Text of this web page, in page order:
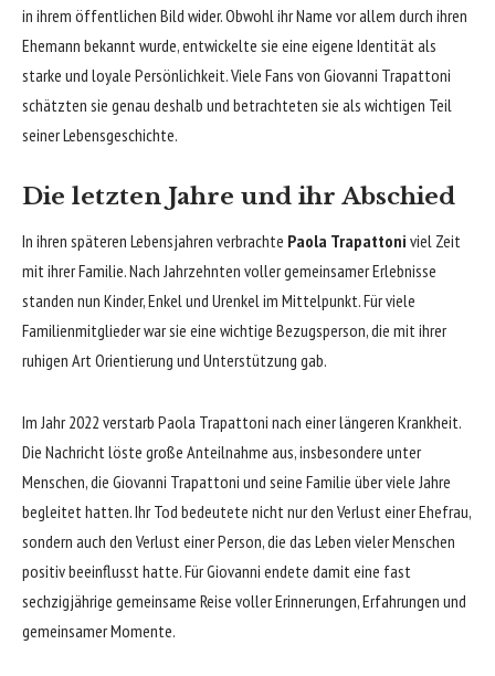
in ihrem öffentlichen Bild wider. Obwohl ihr Name vor allem durch ihren
Ehemann bekannt wurde, entwickelte sie eine eigene Identität als
starke und loyale Persönlichkeit. Viele Fans von Giovanni Trapattoni
schätzten sie genau deshalb und betrachteten sie als wichtigen Teil
seiner Lebensgeschichte.
Die letzten Jahre und ihr Abschied
In ihren späteren Lebensjahren verbrachte Paola Trapattoni viel Zeit
mit ihrer Familie. Nach Jahrzehnten voller gemeinsamer Erlebnisse
standen nun Kinder, Enkel und Urenkel im Mittelpunkt. Für viele
Familienmitglieder war sie eine wichtige Bezugsperson, die mit ihrer
ruhigen Art Orientierung und Unterstützung gab.
Im Jahr 2022 verstarb Paola Trapattoni nach einer längeren Krankheit.
Die Nachricht löste große Anteilnahme aus, insbesondere unter
Menschen, die Giovanni Trapattoni und seine Familie über viele Jahre
begleitet hatten. Ihr Tod bedeutete nicht nur den Verlust einer Ehefrau,
sondern auch den Verlust einer Person, die das Leben vieler Menschen
positiv beeinflusst hatte. Für Giovanni endete damit eine fast
sechzigjährige gemeinsame Reise voller Erinnerungen, Erfahrungen und
gemeinsamer Momente.